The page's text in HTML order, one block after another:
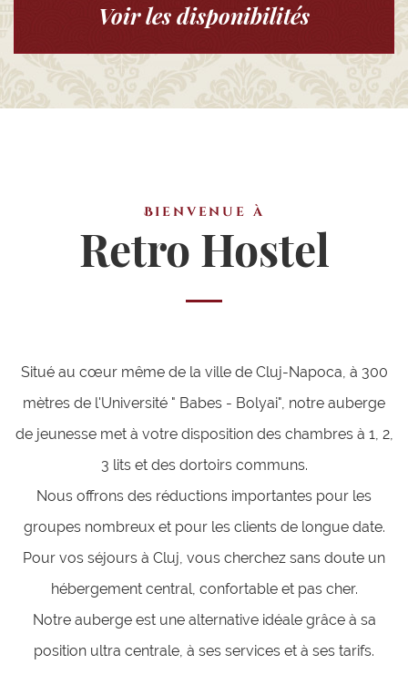
Voir les disponibilités
Bienvenue à
Retro Hostel
Situé au cœur même de la ville de Cluj-Napoca, à 300
mètres de l'Université " Babes - Bolyai", notre auberge
de jeunesse met à votre disposition des chambres à 1, 2,
3 lits et des dortoirs communs.
Nous offrons des réductions importantes pour les
groupes nombreux et pour les clients de longue date.
Pour vos séjours à Cluj, vous cherchez sans doute un
hébergement central, confortable et pas cher.
Notre auberge est une alternative idéale grâce à sa
position ultra centrale, à ses services et à ses tarifs.